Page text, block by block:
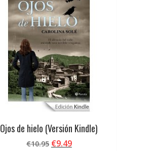
Ojos de hielo (Versión Kindle)
€10.95 El
€9.49El